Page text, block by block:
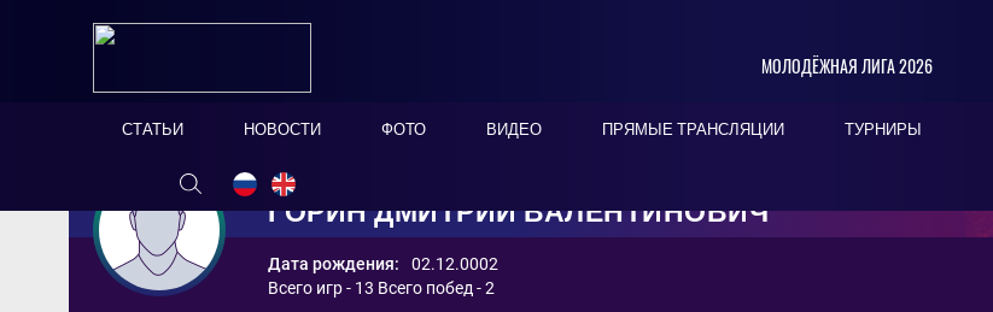
МОЛОДЁЖНАЯ ЛИГА 2026
СТАТЬИ НОВОСТИ ФОТО ВИДЕО ПРЯМЫЕ ТРАНСЛЯЦИИ ТУРНИРЫ
ГОРИН ДМИТРИЙ ВАЛЕНТИНОВИЧ
Дата рождения:
02.12.0002
Всего игр - 13 Всего побед - 2